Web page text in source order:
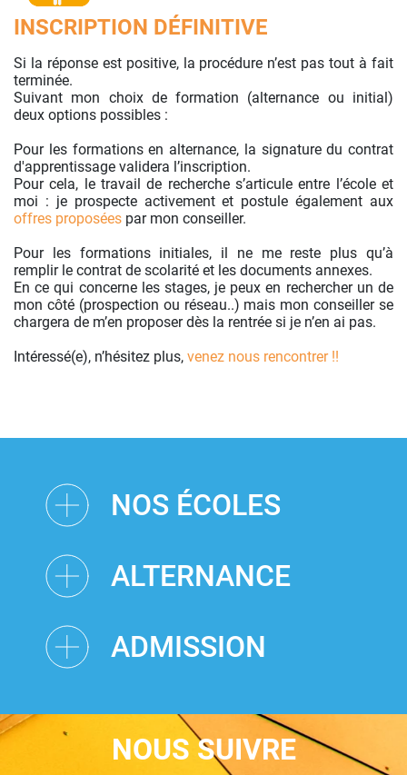
INSCRIPTION DÉFINITIVE
Si la réponse est positive, la procédure n’est pas tout à fait
terminée.
Suivant mon choix de formation (alternance ou initial)
deux options possibles :
Pour les formations en alternance, la signature du contrat
d'apprentissage validera l’inscription.
Pour cela, le travail de recherche s’articule entre l’école et
moi : je prospecte activement et postule également aux
offres proposées par mon conseiller.
Pour les formations initiales, il ne me reste plus qu’à
remplir le contrat de scolarité et les documents annexes.
En ce qui concerne les stages, je peux en rechercher un de
mon côté (prospection ou réseau..) mais mon conseiller se
chargera de m’en proposer dès la rentrée si je n’en ai pas.
Intéressé(e), n’hésitez plus, venez nous rencontrer !!
NOS ÉCOLES
ALTERNANCE
ADMISSION
NOUS SUIVRE